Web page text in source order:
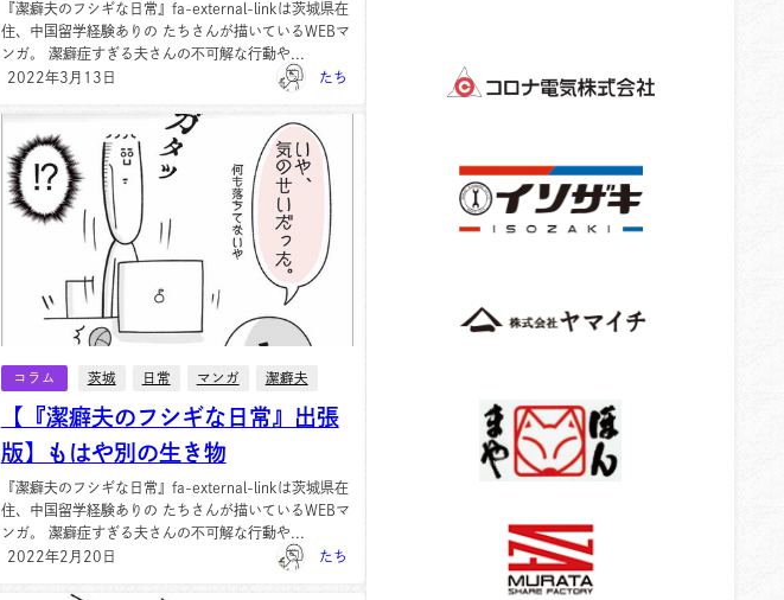
『潔癖夫のフシギな日常』fa-external-linkは茨城県在
住、中国留学経験ありの たちさんが描いているWEBマ
ンガ。 潔癖症すぎる夫さんの不可解な行動や...
2022年3月13日
たち
コラム 茨城 日常 マンガ 潔癖夫
【『潔癖夫のフシギな日常』出張
版】もはや別の生き物
『潔癖夫のフシギな日常』fa-external-linkは茨城県在
住、中国留学経験ありの たちさんが描いているWEBマ
ンガ。 潔癖症すぎる夫さんの不可解な行動や...
2022年2月20日
たち